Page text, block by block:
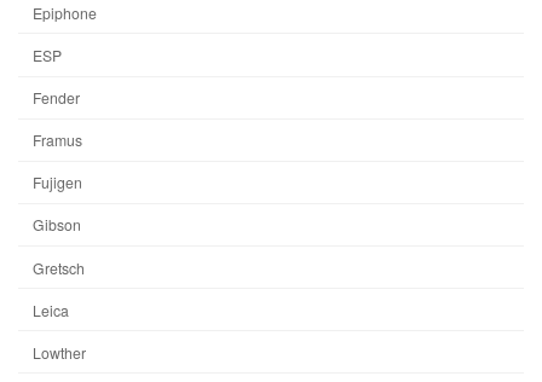
Epiphone
ESP
Fender
Framus
Fujigen
Gibson
Gretsch
Leica
Lowther